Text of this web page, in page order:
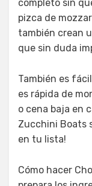
completo sin
pizca de
también crean
que sin duda
También es
es rápida de
o cena baja en
Zucchini Boats
en tu lista!
Cómo hacer